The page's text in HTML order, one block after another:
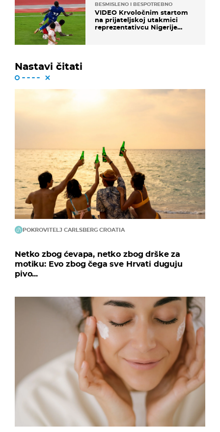
BESMISLENO I BESPOTREBNO
VIDEO Krvoločnim startom
na prijateljskoj utakmici
reprezentativcu Nigerije
Nastavi čitati
POKROVITELJ CARLSBERG CROATIA
Netko zbog ćevapa, netko zbog drške za
motiku: Evo zbog čega sve Hrvati duguju
pivo...